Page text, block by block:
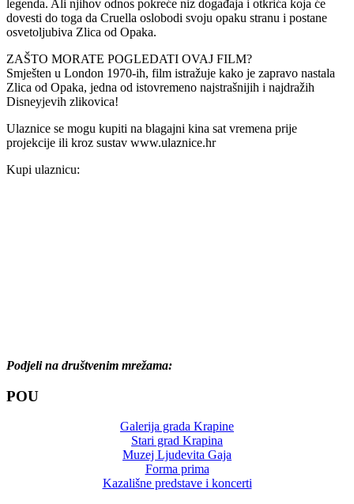
legenda. Ali njihov odnos pokreće niz događaja i otkrića koja će
dovesti do toga da Cruella oslobodi svoju opaku stranu i postane
osvetoljubiva Zlica od Opaka.
ZAŠTO MORATE POGLEDATI OVAJ FILM?
Smješten u London 1970-ih, film istražuje kako je zapravo nastala
Zlica od Opaka, jedna od istovremeno najstrašnijih i najdražih
Disneyjevih zlikovica!
Ulaznice se mogu kupiti na blagajni kina sat vremena prije
projekcije ili kroz sustav www.ulaznice.hr
Kupi ulaznicu:
Podjeli na društvenim mrežama:
POU
Galerija grada Krapine
Stari grad Krapina
Muzej Ljudevita Gaja
Forma prima
Kazališne predstave i koncerti